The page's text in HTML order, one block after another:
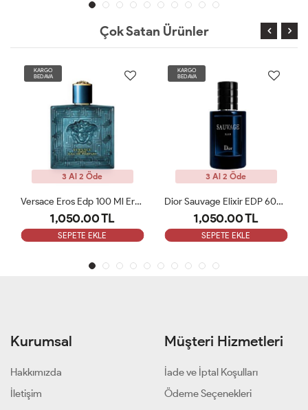
Çok Satan Ürünler
KARGO
BEDAVA
3 Al 2 Öde
Versace Eros Edp 100 Ml Erkek Parfüm Tester
1,050.00 TL
SEPETE EKLE
KARGO
BEDAVA
3 Al 2 Öde
Dior Sauvage Elixir EDP 60ML Erkek Parfümü Tester
1,050.00 TL
SEPETE EKLE
Kurumsal
Hakkımızda
İletişim
Müşteri Hizmetleri
İade ve İptal Koşulları
Ödeme Seçenekleri